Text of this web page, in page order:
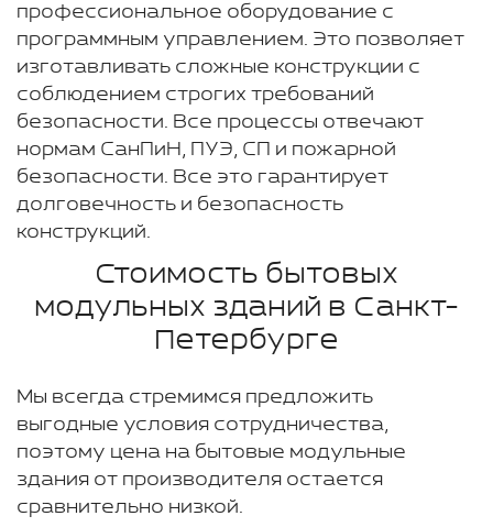
профессиональное оборудование с
программным управлением. Это позволяет
изготавливать сложные конструкции с
соблюдением строгих требований
безопасности. Все процессы отвечают
нормам СанПиН, ПУЭ, СП и пожарной
безопасности. Все это гарантирует
долговечность и безопасность
конструкций.
Стоимость бытовых
модульных зданий в Санкт-
Петербурге
Мы всегда стремимся предложить
выгодные условия сотрудничества,
поэтому цена на бытовые модульные
здания от производителя остается
сравнительно низкой.